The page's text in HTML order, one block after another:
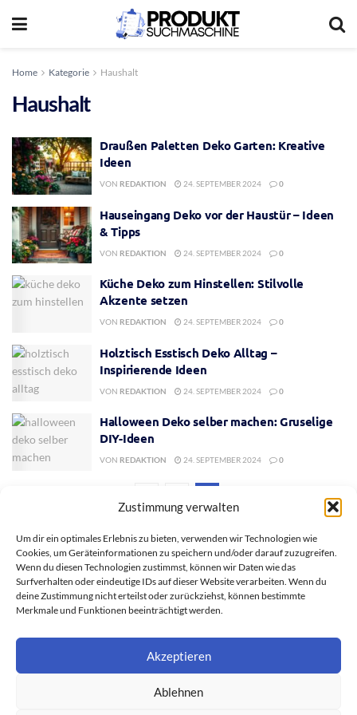
Zustimmung verwalten
Um dir ein optimales Erlebnis zu bieten, verwenden wir Technologien wie
Cookies, um Geräteinformationen zu speichern und/oder darauf zuzugreifen.
Wenn du diesen Technologien zustimmst, können wir Daten wie das
Surfverhalten oder eindeutige IDs auf dieser Website verarbeiten. Wenn du
deine Zustimmung nicht erteilst oder zurückziehst, können bestimmte
Merkmale und Funktionen beeinträchtigt werden.
Akzeptieren
Ablehnen
Home Kategorie Haushalt
Haushalt
Draußen Paletten Deko Garten: Kreative
Ideen
VON REDAKTION 24. SEPTEMBER 2024 0
Hauseingang Deko vor der Haustür – Ideen
& Tipps
VON REDAKTION 24. SEPTEMBER 2024 0
Küche Deko zum Hinstellen: Stilvolle
Akzente setzen
VON REDAKTION 24. SEPTEMBER 2024 0
Holztisch Esstisch Deko Alltag –
Inspirierende Ideen
VON REDAKTION 24. SEPTEMBER 2024 0
Halloween Deko selber machen: Gruselige
DIY-Ideen
VON REDAKTION 24. SEPTEMBER 2024 0